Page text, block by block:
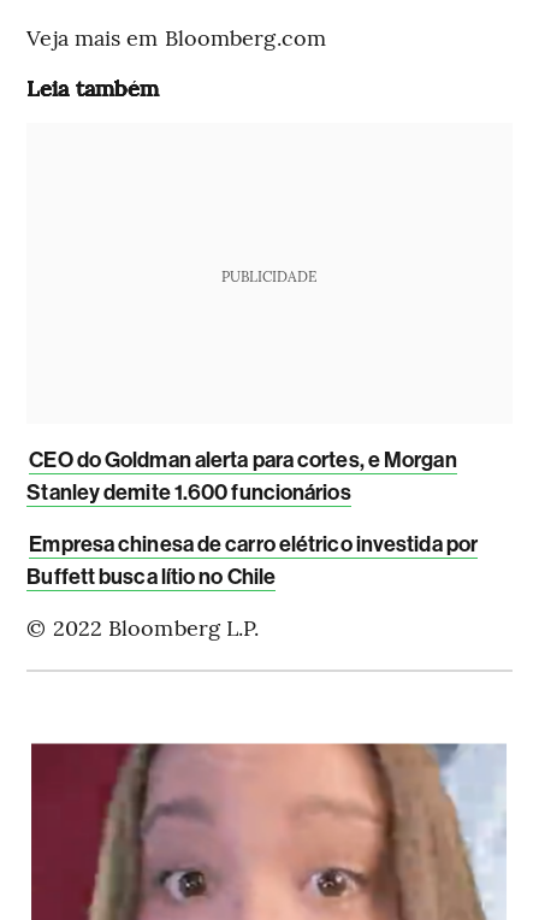
Veja mais em Bloomberg.com
Leia também
PUBLICIDADE
CEO do Goldman alerta para cortes, e Morgan
Stanley demite 1.600 funcionários
Empresa chinesa de carro elétrico investida por
Buffett busca lítio no Chile
© 2022 Bloomberg L.P.